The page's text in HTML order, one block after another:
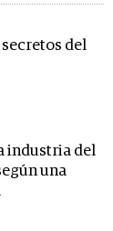
del
industria del
una